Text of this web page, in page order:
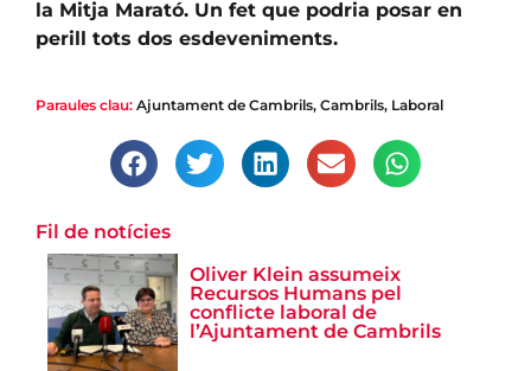
la Mitja Marató. Un fet que podria posar en
perill tots dos esdeveniments.
Paraules clau: Ajuntament de Cambrils, Cambrils, Laboral
Fil de notícies
Oliver Klein assumeix
Recursos Humans pel
conflicte laboral de
l’Ajuntament de Cambrils